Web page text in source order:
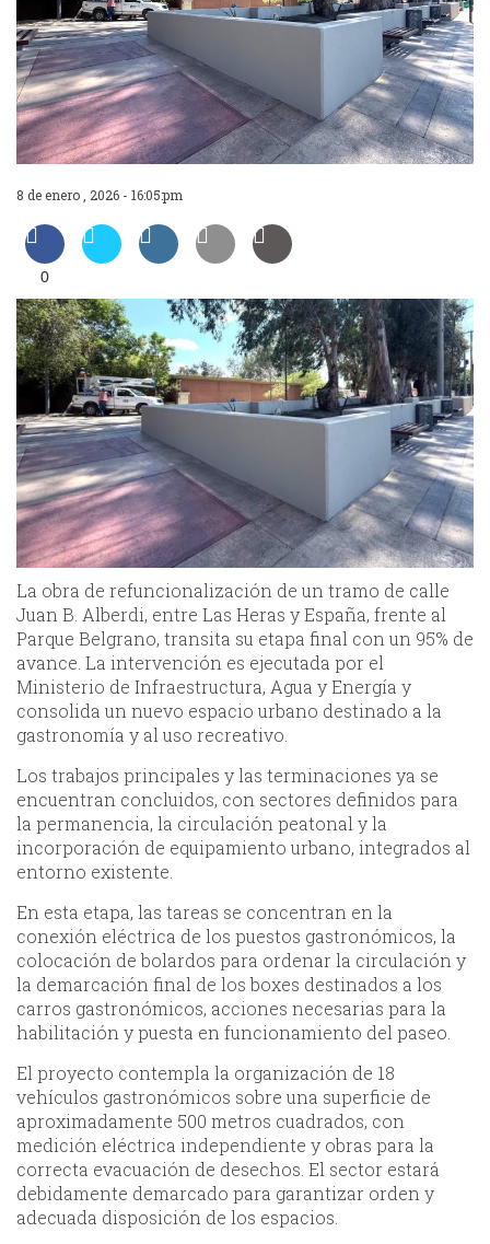
8 de enero , 2026 - 16:05:pm
0
La obra de refuncionalización de un tramo de calle
Juan B. Alberdi, entre Las Heras y España, frente al
Parque Belgrano, transita su etapa final con un 95% de
avance. La intervención es ejecutada por el
Ministerio de Infraestructura, Agua y Energía y
consolida un nuevo espacio urbano destinado a la
gastronomía y al uso recreativo.
Los trabajos principales y las terminaciones ya se
encuentran concluidos, con sectores definidos para
la permanencia, la circulación peatonal y la
incorporación de equipamiento urbano, integrados al
entorno existente.
En esta etapa, las tareas se concentran en la
conexión eléctrica de los puestos gastronómicos, la
colocación de bolardos para ordenar la circulación y
la demarcación final de los boxes destinados a los
carros gastronómicos, acciones necesarias para la
habilitación y puesta en funcionamiento del paseo.
El proyecto contempla la organización de 18
vehículos gastronómicos sobre una superficie de
aproximadamente 500 metros cuadrados, con
medición eléctrica independiente y obras para la
correcta evacuación de desechos. El sector estará
debidamente demarcado para garantizar orden y
adecuada disposición de los espacios.